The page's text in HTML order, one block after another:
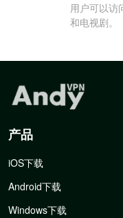
用户可以访
和电视剧。
产品
iOS下载
Android下载
Windows下载